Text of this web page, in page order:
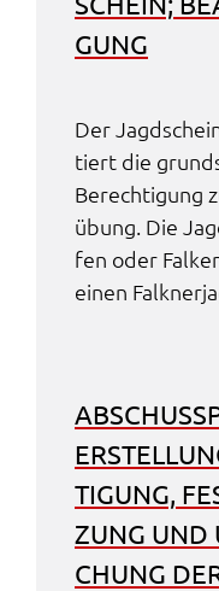
GUNG
Der
tiert die
Berech­ti­gung
übung. Die
fen oder
einen
TI­GUNG,
ZUNG UND
CHUNG